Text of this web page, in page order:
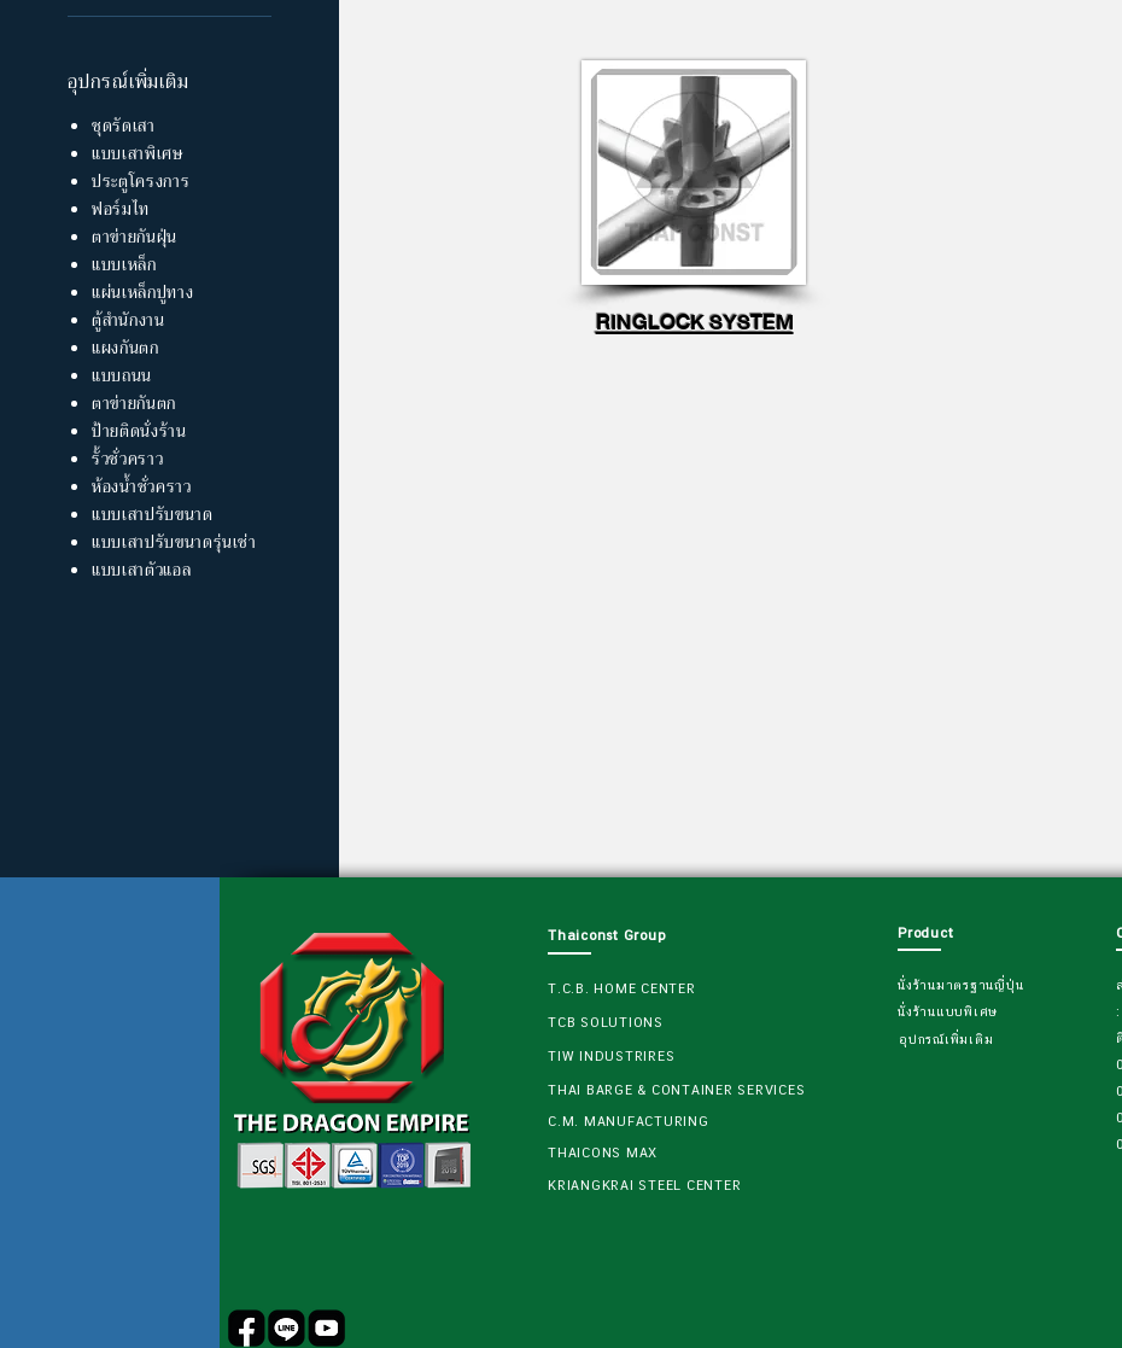
อุปกรณ์เพิ่มเติม
ชุดรัดเสา
แบบเสาพิเศษ
ประตูโครงการ
ฟอร์มไท
ตาข่ายกันฝุ่น
แบบเหล็ก
แผ่นเหล็กปูทาง
ตู้สำนักงาน
แผงกันตก
แบบถนน
ตาข่ายกันตก
ป้ายติดนั่งร้าน
รั้วชั่วคราว
ห้องน้ำชั่วคราว
แบบเสาปรับขนาด
แบบเสาปรับขนาดรุ่นเช่า
แบบเสาตัวแอล
RINGLOCK SYSTEM
Thaiconst Group
T.C.B. HOME CENTER
TCB SOLUTIONS
TIW INDUSTRIRES
THAI BARGE & CONTAINER SERVICES
C.M. MANUFACTURING
THAICONS MAX
KRIANGKRAI STEEL CENTER
Product
นั่งร้านมาตรฐานญี่ปุ่น
นั่งร้านแบบพิเศษ
อุปกรณ์เพิ่มเติม